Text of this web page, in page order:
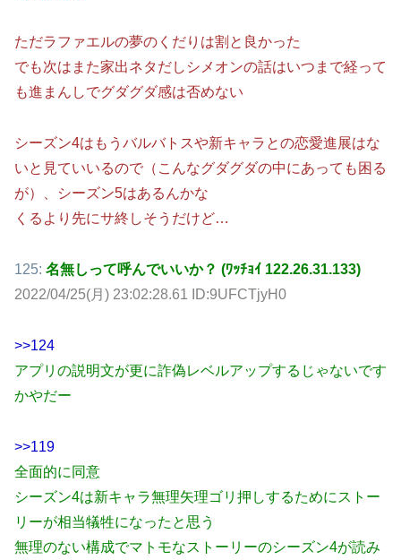
ただラファエルの夢のくだりは割と良かった
でも次はまた家出ネタだしシメオンの話はいつまで経って
も進まんしでグダグダ感は否めない
シーズン4はもうバルバトスや新キャラとの恋愛進展はな
いと見ていいるので（こんなグダグダの中にあっても困る
が）、シーズン5はあるんかな
くるより先にサ終しそうだけど…
125: 名無しって呼んでいいか？ (ﾜｯﾁｮｲ 122.26.31.133)
2022/04/25(月) 23:02:28.61 ID:9UFCTjyH0
>>124
アプリの説明文が更に詐偽レベルアップするじゃないです
かやだー
>>119
全面的に同意
シーズン4は新キャラ無理矢理ゴリ押しするためにストー
リーが相当犠牲になったと思う
無理のない構成でマトモなストーリーのシーズン4が読み